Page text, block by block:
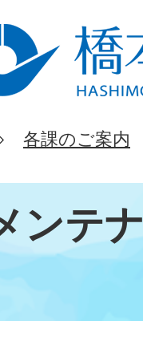
各課のご案内
ンテ